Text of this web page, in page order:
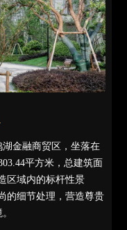
金融商贸区，坐落在
平方米，总建筑面
区域内的标杆性景
的细节处理，营造尊贵